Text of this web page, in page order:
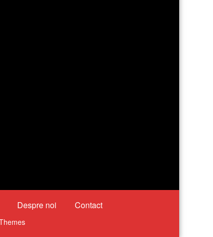
Despre noi Contact